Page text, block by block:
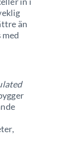
än
med